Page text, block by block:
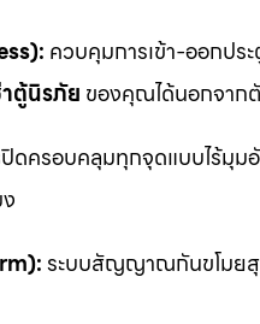
ควบคุมการเข้า-ออกป
าตู้นิรภัย ของคุณได้นอกจาก
ดครอบคลุมทุกจุดแบบไร้มุม
ระบบสัญญาณกันขโมยสุ